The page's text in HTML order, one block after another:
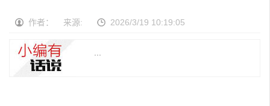
作者： 来源: 2026/3/19 10:19:05